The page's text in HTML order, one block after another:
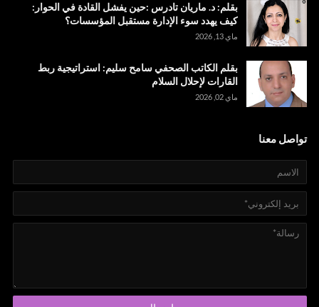
بقلم: د. ماريان تادرس :حين يفشل القادة في الحوار:
كيف يهدد سوء الإدارة مستقبل المؤسسات؟
ماي 13, 2026
بقلم الكاتب الصحفي سامح سليم: استراتيجية ربط
القارات لإحلال السلام
ماي 02, 2026
تواصل معنا